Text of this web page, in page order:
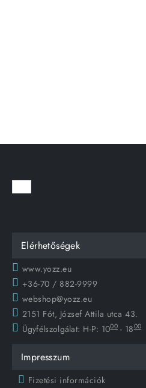
Elérhetőségek
www.yozz.eu
+36-70 / 882-9999
webshop@yozz.eu
2151 Fót, József Attila utca 43.
Ügyfélszolgálat: H-P: 1000 - 1800
Impresszum
Fizetési információk